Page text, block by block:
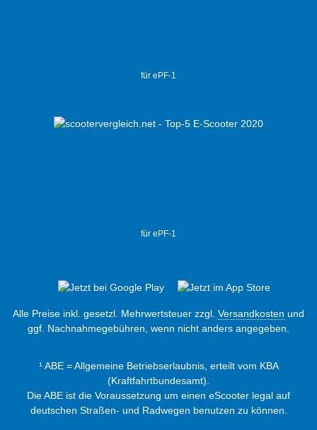
für ePF-1
für ePF-1
Alle Preise inkl. gesetzl. Mehrwertsteuer zzgl. Versandkosten und
ggf. Nachnahmegebühren, wenn nicht anders angegeben.
¹ ABE = Allgemeine Betriebserlaubnis, erteilt vom KBA
(Kraftfahrtbundesamt).
Die ABE ist die Voraussetzung um einen eScooter legal auf
deutschen Straßen- und Radwegen benutzen zu können.